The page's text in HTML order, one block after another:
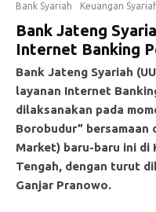
Bank Syariah Keuangan
Bank Jateng
Internet Banking
Bank Jateng Syariah
layanan Internet
dilaksanakan pada
Borobudur” bersamaan
Market) baru-baru ini di
Tengah, dengan turut
Ganjar Pranowo.